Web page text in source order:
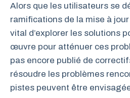
Alors que les utilisateurs se
ramifications de la mise à
vital d’explorer les solutions
œuvre pour atténuer ces
pas encore publié de
résoudre les problèmes
pistes peuvent être